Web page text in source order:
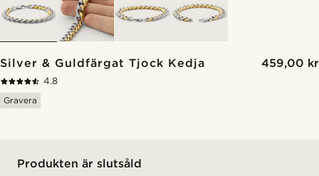
Silver & Guldfärgat Tjock Kedja 459,00 kr
4.8
Gravera
Produkten är slutsåld